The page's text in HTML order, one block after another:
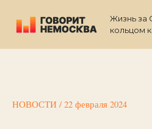
содержимому
Жизнь за
кольцом
НОВОСТИ / 22 февраля 2024